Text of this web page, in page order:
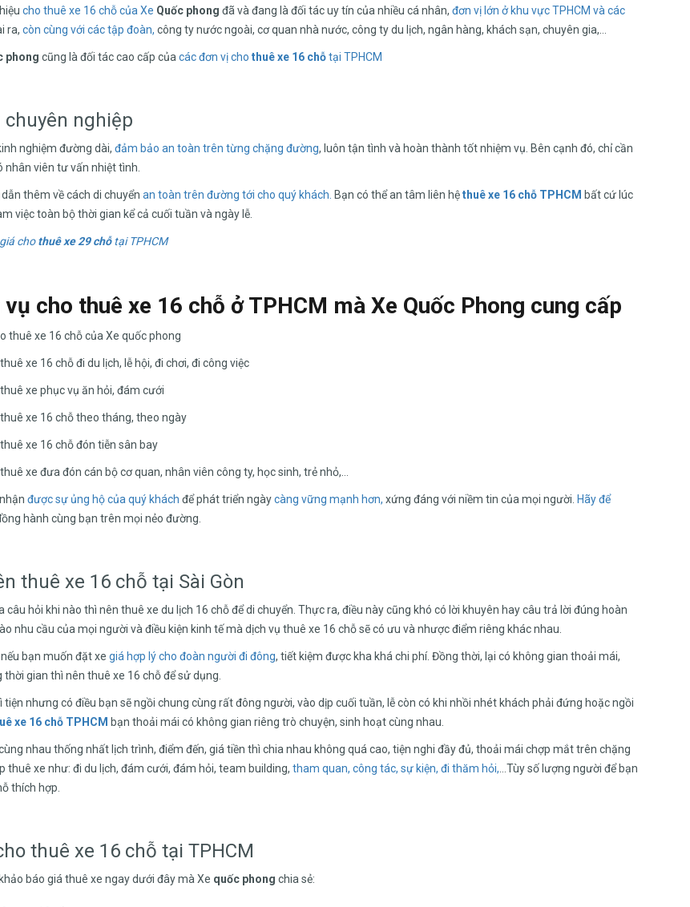
cho thuê xe 16 chỗ của Xe Quốc phong đã và đang là đối tác uy tín của nhiều cá nhân, đơn vị lớn ở khu vực TPHCM và các
ra, còn cùng với các tập đoàn, công ty nước ngoài, cơ quan nhà nước, công ty du lịch, ngân hàng, khách sạn, chuyên gia,…
phong cũng là đối tác cao cấp của các đơn vị cho thuê xe 16 chỗtại TPHCM
chuyên nghiệp
nghiệm đường dài, đảm bảo an toàn trên từng chặng đường, luôn tận tình và hoàn thành tốt nhiệm vụ. Bên cạnh đó, chỉ cần
nhân viên tư vấn nhiệt tình.
thêm về cách di chuyển an toàn trên đường tới cho quý khách. Bạn có thể an tâm liên hệthuê xe 16 chỗ TPHCM bất cứ lúc
việc toàn bộ thời gian kể cả cuối tuần và ngày lễ.
chothuê xe 29 chỗtại TPHCM
cho thuê xe 16 chỗ ở TPHCM mà Xe Quốc Phong cung cấp
thuê xe 16 chỗ của Xe quốc phong
xe 16 chỗ đi du lịch, lễ hội, đi chơi, đi công việc
xe phục vụ ăn hỏi, đám cưới
xe 16 chỗ theo tháng, theo ngày
xe 16 chỗ đón tiễn sân bay
xe đưa đón cán bộ cơ quan, nhân viên công ty, học sinh, trẻ nhỏ,…
được sự ủng hộ của quý khách để phát triển ngàycàng vững mạnh hơn, xứng đáng với niềm tin của mọi người. Hãy để
hành cùng bạn trên mọi nẻo đường.
thuê xe 16 chỗ tại Sài Gòn
câu hỏi khi nào thì nên thuê xe du lịch 16 chỗ để di chuyển. Thực ra, điều này cũng khó có lời khuyên hay câu trả lời đúng hoàn
nhu cầu của mọi người và điều kiện kinh tế mà dịch vụ thuê xe 16 chỗ sẽ có ưu và nhược điểm riêng khác nhau.
bạn muốn đặt xe giá hợp lý cho đoàn người đi đông, tiết kiệm được kha khá chi phí. Đồng thời, lại có không gian thoải mái,
thời gian thì nên thuê xe 16 chỗ để sử dụng.
tiện nhưng có điều bạn sẽ ngồi chung cùng rất đông người, vào dịp cuối tuần, lễ còn có khi nhồi nhét khách phải đứng hoặc ngồi
xe 16 chỗ TPHCM bạn thoải mái có không gian riêng trò chuyện, sinh hoạt cùng nhau.
nhau thống nhất lịch trình, điểm đến, giá tiền thì chia nhau không quá cao, tiện nghi đầy đủ, thoải mái chợp mắt trên chặng
thuê xe như: đi du lịch, đám cưới, đám hỏi, team building, tham quan, công tác, sự kiện, đi thăm hỏi, …Tùy số lượng người để bạn
thích hợp.
thuê xe 16 chỗ tại TPHCM
báo giá thuê xe ngay dưới đây mà Xe quốc phong chia sẻ: